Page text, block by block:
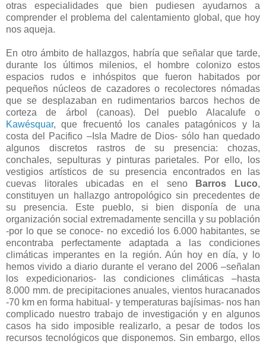
otras especialidades que bien pudiesen ayudarnos a
comprender el problema del calentamiento global, que hoy
nos aqueja.
En otro ámbito de hallazgos, habría que señalar que tarde,
durante los últimos milenios, el hombre colonizo estos
espacios rudos e inhóspitos que fueron habitados por
pequeños núcleos de cazadores o recolectores nómadas
que se desplazaban en rudimentarios barcos hechos de
corteza de árbol (canoas). Del pueblo Alacalufe o
Kawésquar, que frecuentó los canales patagónicos y la
costa del Pacifico –Isla Madre de Dios- sólo han quedado
algunos discretos rastros de su presencia: chozas,
conchales, sepulturas y pinturas parietales. Por ello, los
vestigios artísticos de su presencia encontrados en las
cuevas litorales ubicadas en el seno
Barros Luco,
constituyen un hallazgo antropológico sin precedentes de
su presencia. Este pueblo, si bien disponía de una
organización social extremadamente sencilla y su población
-por lo que se conoce- no excedió los 6.000 habitantes, se
encontraba perfectamente adaptada a las condiciones
climáticas imperantes en la región. Aún hoy en día, y lo
hemos vivido a diario durante el verano del 2006 –señalan
los expedicionarios- las condiciones climáticas –hasta
8.000 mm. de precipitaciones anuales, vientos huracanados
-70 km en forma habitual- y temperaturas bajísimas- nos han
complicado nuestro trabajo de investigación y en algunos
casos ha sido imposible realizarlo, a pesar de todos los
recursos tecnológicos que disponemos. Sin embargo, ellos